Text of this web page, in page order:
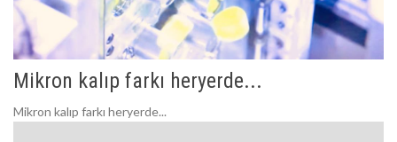
Mikron kalıp farkı heryerde...
Mikron kalıp farkı heryerde...